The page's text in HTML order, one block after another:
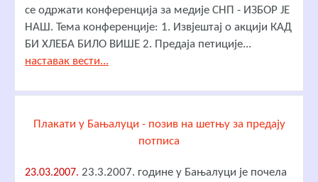
се одржати конференција за медије СНП - ИЗБОР ЈЕ
НАШ. Тема конференције: 1. Извјештај о акцији КАД
БИ ХЛЕБА БИЛО ВИШЕ 2. Предаја петиције...
наставак вести...
Плакати у Бањалуци - позив на шетњу за предају
потписа
23.03.2007. 23.3.2007. године у Бањалуци је почела